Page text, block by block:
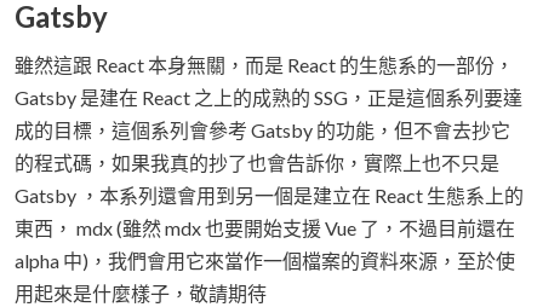
Gatsby
雖然這跟 React 本身無關，而是 React 的生態系的一部份，
Gatsby 是建在 React 之上的成熟的 SSG，正是這個系列要達
成的目標，這個系列會參考 Gatsby 的功能，但不會去抄它
的程式碼，如果我真的抄了也會告訴你，實際上也不只是
Gatsby ，本系列還會用到另一個是建立在 React 生態系上的
東西， mdx (雖然 mdx 也要開始支援 Vue 了，不過目前還在
alpha 中)，我們會用它來當作一個檔案的資料來源，至於使
用起來是什麼樣子，敬請期待